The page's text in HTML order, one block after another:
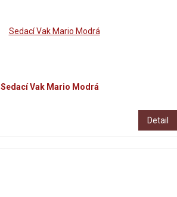
Sedací Vak Mario Modrá
Detail